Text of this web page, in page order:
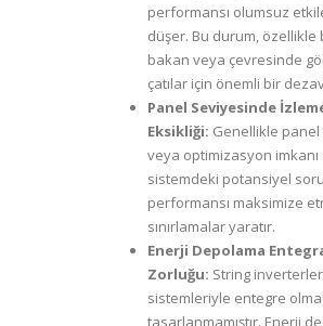
performansı olumsuz
düşer. Bu durum,
bakan veya çevresinde
çatılar için önemli bir
Panel Seviyesinde
Eksikliği: Genellikle
veya optimizasyon
sistemdeki potansiyel
performansı maksimize
sınırlamalar yaratır.
Enerji Depolama
Zorluğu: String
sistemleriyle entegre